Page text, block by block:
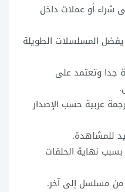
شراء أو عملات داخل
المسلسلات الطويلة
جدا وتعتمد على
عربية حسب الإصدار
للمشاهدة.
نهاية الحلقات
مسلسل إلى آخر.